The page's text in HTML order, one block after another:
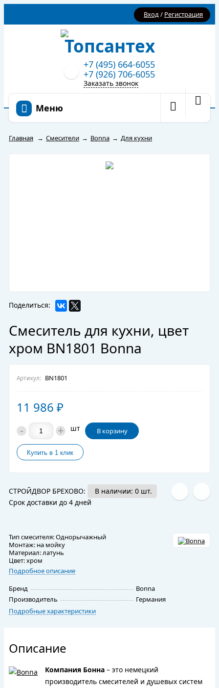
Вход/ Регистрация
+7 (495) 664-6055
+7 (926) 706-6055
Заказать звонок
Меню
Главная → Смесители → Bonna → Для кухни
Поделиться:
Смеситель для кухни, цвет
хром BN1801 Bonna
Артикул: BN1801
11 986 ₽
- + шт В корзину
СТРОЙДВОР БРЕХОВО:
В наличии: 0 шт.
Срок доставки до 4 дней
Тип смесителя: Однорычажный
Монтаж: на мойку
Материал: латунь
Цвет: хром
Подробное описание
Бренд
Bonna
Производитель
Германия
Подробные характеристики
Описание
Компания Бонна – это немецкий
производитель смесителей и душевых систем